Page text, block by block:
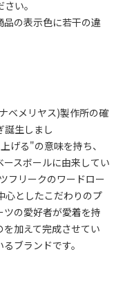
い。
の表示色に若干の違
ベメリヤス)製作所の確
誕生しまし
げる"の意味を持ち、
スボールに由来してい
フリークのワードロー
心としたこだわりのプ
の愛好者が愛着を持
加えて完成させてい
ブランドです。